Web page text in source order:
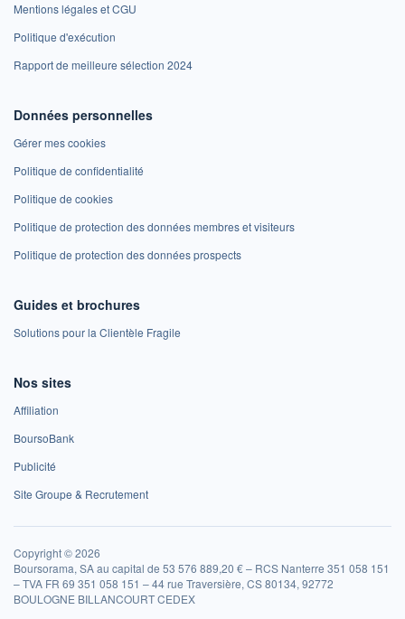
Mentions légales et CGU
Politique d'exécution
Rapport de meilleure sélection 2024
Données personnelles
Gérer mes cookies
Politique de confidentialité
Politique de cookies
Politique de protection des données membres et visiteurs
Politique de protection des données prospects
Guides et brochures
Solutions pour la Clientèle Fragile
Nos sites
Affiliation
BoursoBank
Publicité
Site Groupe & Recrutement
Copyright © 2026
Boursorama, SA au capital de 53 576 889,20 € – RCS Nanterre 351 058 151
– TVA FR 69 351 058 151 – 44 rue Traversière, CS 80134, 92772
BOULOGNE BILLANCOURT CEDEX